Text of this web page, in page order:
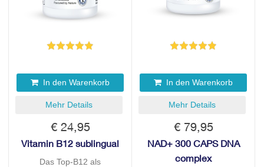
In den Warenkorb
Mehr Details
€ 24,95
Vitamin B12 sublingual
Das Top-B12 als
In den Warenkorb
Mehr Details
€ 79,95
NAD+ 300 CAPS DNA
complex